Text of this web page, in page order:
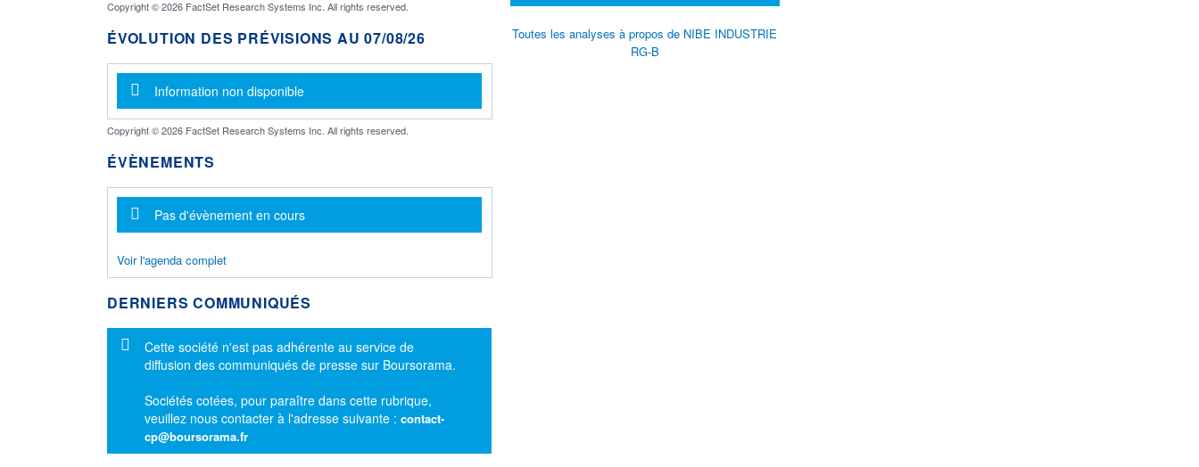
Copyright © 2026 FactSet Research Systems Inc. All rights reserved.
ÉVOLUTION DES PRÉVISIONS AU 07/08/26
Message d'information
Information non disponible
Copyright © 2026 FactSet Research Systems Inc. All rights reserved.
ÉVÈNEMENTS
Message d'information
Pas d'évènement en cours
Voir l'agenda complet
DERNIERS COMMUNIQUÉS
Message d'information
Cette société n'est pas adhérente au service de
diffusion des communiqués de presse sur Boursorama.
Sociétés cotées, pour paraître dans cette rubrique,
veuillez nous contacter à l'adresse suivante : contact-
cp@boursorama.fr
Toutes les analyses à propos de NIBE INDUSTRIE
RG-B